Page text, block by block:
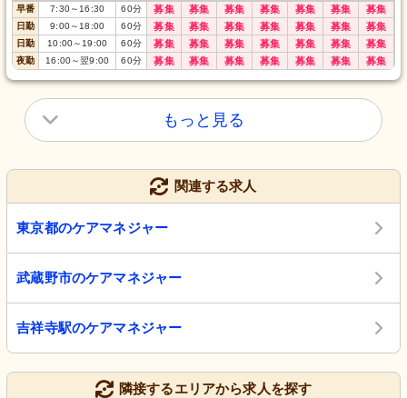
早番
7:30～16:30 60分 募集 募集 募集 募集 募集 募集 募集
日勤 9:00～18:00 60分 募集 募集 募集 募集 募集 募集 募集
日勤 10:00～19:00 60分 募集 募集 募集 募集 募集 募集 募集
夜勤 16:00～翌9:00 60分 募集 募集 募集 募集 募集 募集 募集
もっと見る
関連する求人
東京都のケアマネジャー
武蔵野市のケアマネジャー
吉祥寺駅のケアマネジャー
隣接するエリアから求人を探す